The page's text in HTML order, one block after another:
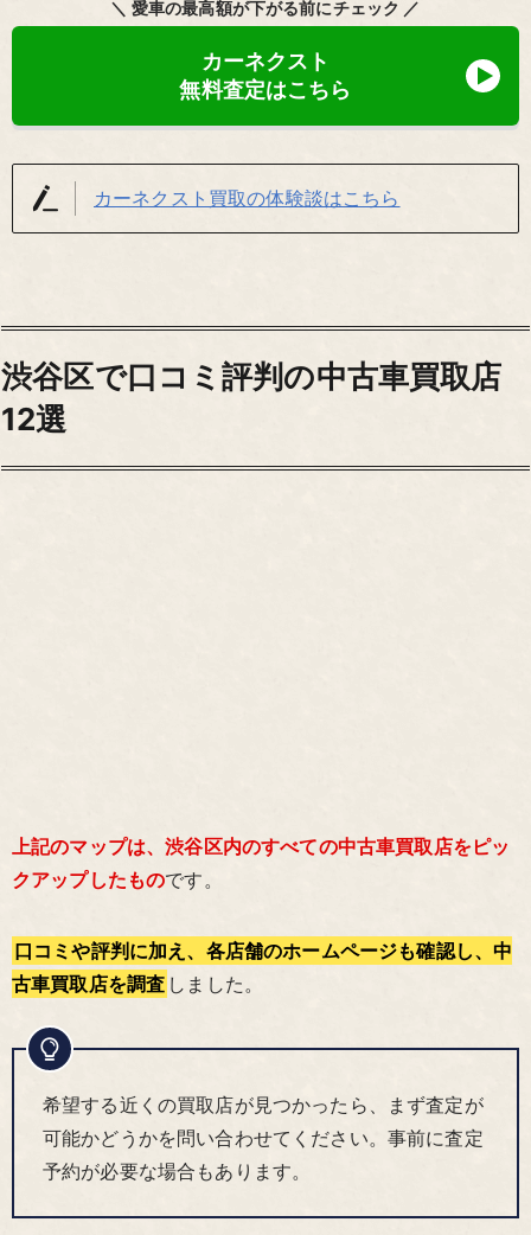
＼ 愛車の最高額が下がる前にチェック ／
カーネクスト
無料査定はこちら
カーネクスト買取の体験談はこちら
渋谷区で口コミ評判の中古車買取店
12選
上記のマップは、渋谷区内のすべての中古車買取店をピッ
クアップしたものです。
口コミや評判に加え、各店舗のホームページも確認し、中
古車買取店を調査 しました。
希望する近くの買取店が見つかったら、まず査定が
可能かどうかを問い合わせてください。事前に査定
予約が必要な場合もあります。